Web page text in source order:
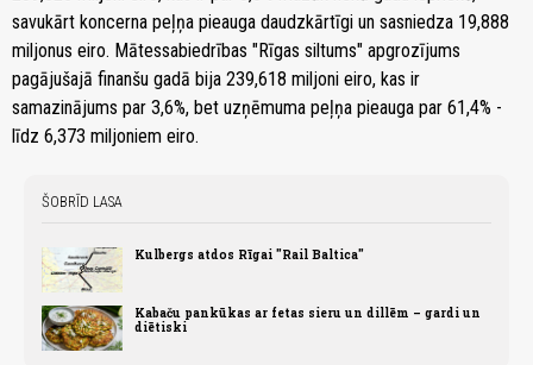
savukārt koncerna peļņa pieauga daudzkārtīgi un sasniedza 19,888
miljonus eiro. Mātessabiedrības "Rīgas siltums" apgrozījums
pagājušajā finanšu gadā bija 239,618 miljoni eiro, kas ir
samazinājums par 3,6%, bet uzņēmuma peļņa pieauga par 61,4% -
līdz 6,373 miljoniem eiro.
ŠOBRĪD LASA
Kulbergs atdos Rīgai "Rail Baltica"
Kabaču pankūkas ar fetas sieru un dillēm – gardi un
diētiski